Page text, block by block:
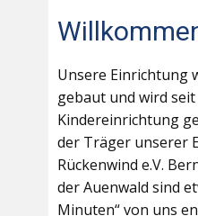
Unsere Einrichtung
gebaut und wird
Kindereinrichtung
der Träger unserer
Rückenwind e.V.
der Auenwald sind
Minuten“ von uns